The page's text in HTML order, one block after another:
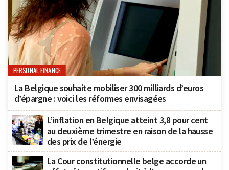
PERSONAL FINANCE
La Belgique souhaite mobiliser 300 milliards d’euros
d’épargne : voici les réformes envisagées
L’inflation en Belgique atteint 3,8 pour cent
au deuxième trimestre en raison de la hausse
des prix de l’énergie
La Cour constitutionnelle belge accorde un